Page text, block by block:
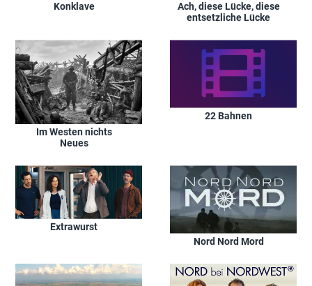
Konklave
Ach, diese Lücke, diese
entsetzliche Lücke
Im Westen nichts
Neues
22 Bahnen
Extrawurst
Nord Nord Mord